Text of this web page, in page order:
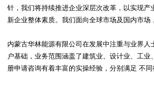
针，我们将持续推进企业深层次改革，以实现
新企业整体素质。我们面向全球市场及国内市场
内蒙古华林能源有限公司在发展中注重与业界
户基础，业务范围涵盖了建筑业、设计业、工
册申请咨询有着丰富的实操经验，分别满足 不